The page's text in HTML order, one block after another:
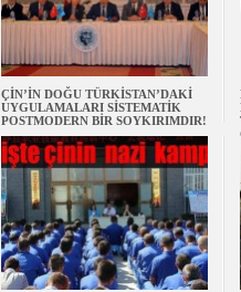
ÇİN’İN DOĞU TÜRKİSTAN’DAKİ
UYGULAMALARI SİSTEMATİK
POSTMODERN BİR SOYKIRIMDIR!